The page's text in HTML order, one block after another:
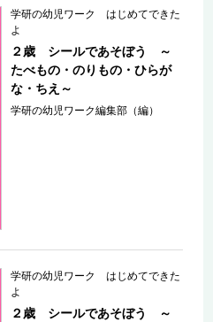
学研の幼児ワーク はじめてできた
よ
２歳 シールであそぼう ～
たべもの・のりもの・ひらが
な・ちえ～
学研の幼児ワーク編集部（編）
学研の幼児ワーク はじめてできた
よ
２歳 シールであそぼう ～